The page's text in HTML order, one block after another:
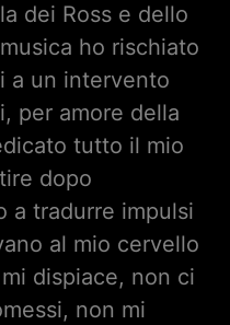
dei Ross e dello
ho rischiato
a un intervento
per amore della
tutto il mio
dopo
a tradurre impulsi
al mio cervello
dispiace, non ci
non mi